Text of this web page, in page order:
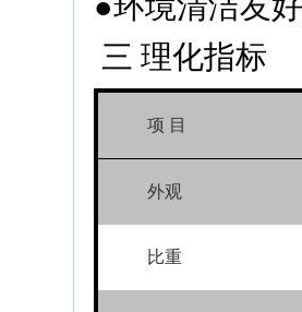
三 理化指标
项 目
外观
比重